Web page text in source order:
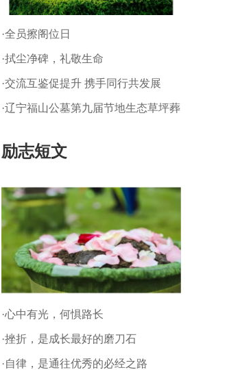
·全员擦阁位日
·拭尘净碑，礼敬生命
·交流互鉴促提升 携手同行共发展
·辽宁福山公墓第九届节地生态草坪葬
励志短文
·心中有光，何惧路长
·挫折，是成长最好的磨刀石
·自律，是通往优秀的必经之路